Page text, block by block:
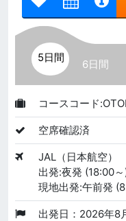
5日間
6日間
コースコード
空席確認済
JAL（日本航空）
出発:夜発 (18:00～
現地出発:午前発
出発日：2026年8